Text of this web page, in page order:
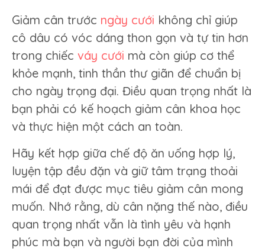
Giảm cân trước ngày cưới không chỉ giúp
cô dâu có vóc dáng thon gọn và tự tin hơn
trong chiếc váy cưới mà còn giúp cơ thể
khỏe mạnh, tinh thần thư giãn để chuẩn bị
cho ngày trọng đại. Điều quan trọng nhất là
bạn phải có kế hoạch giảm cân khoa học
và thực hiện một cách an toàn.
Hãy kết hợp giữa chế độ ăn uống hợp lý,
luyện tập đều đặn và giữ tâm trạng thoải
mái để đạt được mục tiêu giảm cân mong
muốn. Nhớ rằng, dù cân nặng thế nào, điều
quan trọng nhất vẫn là tình yêu và hạnh
phúc mà bạn và người bạn đời của mình